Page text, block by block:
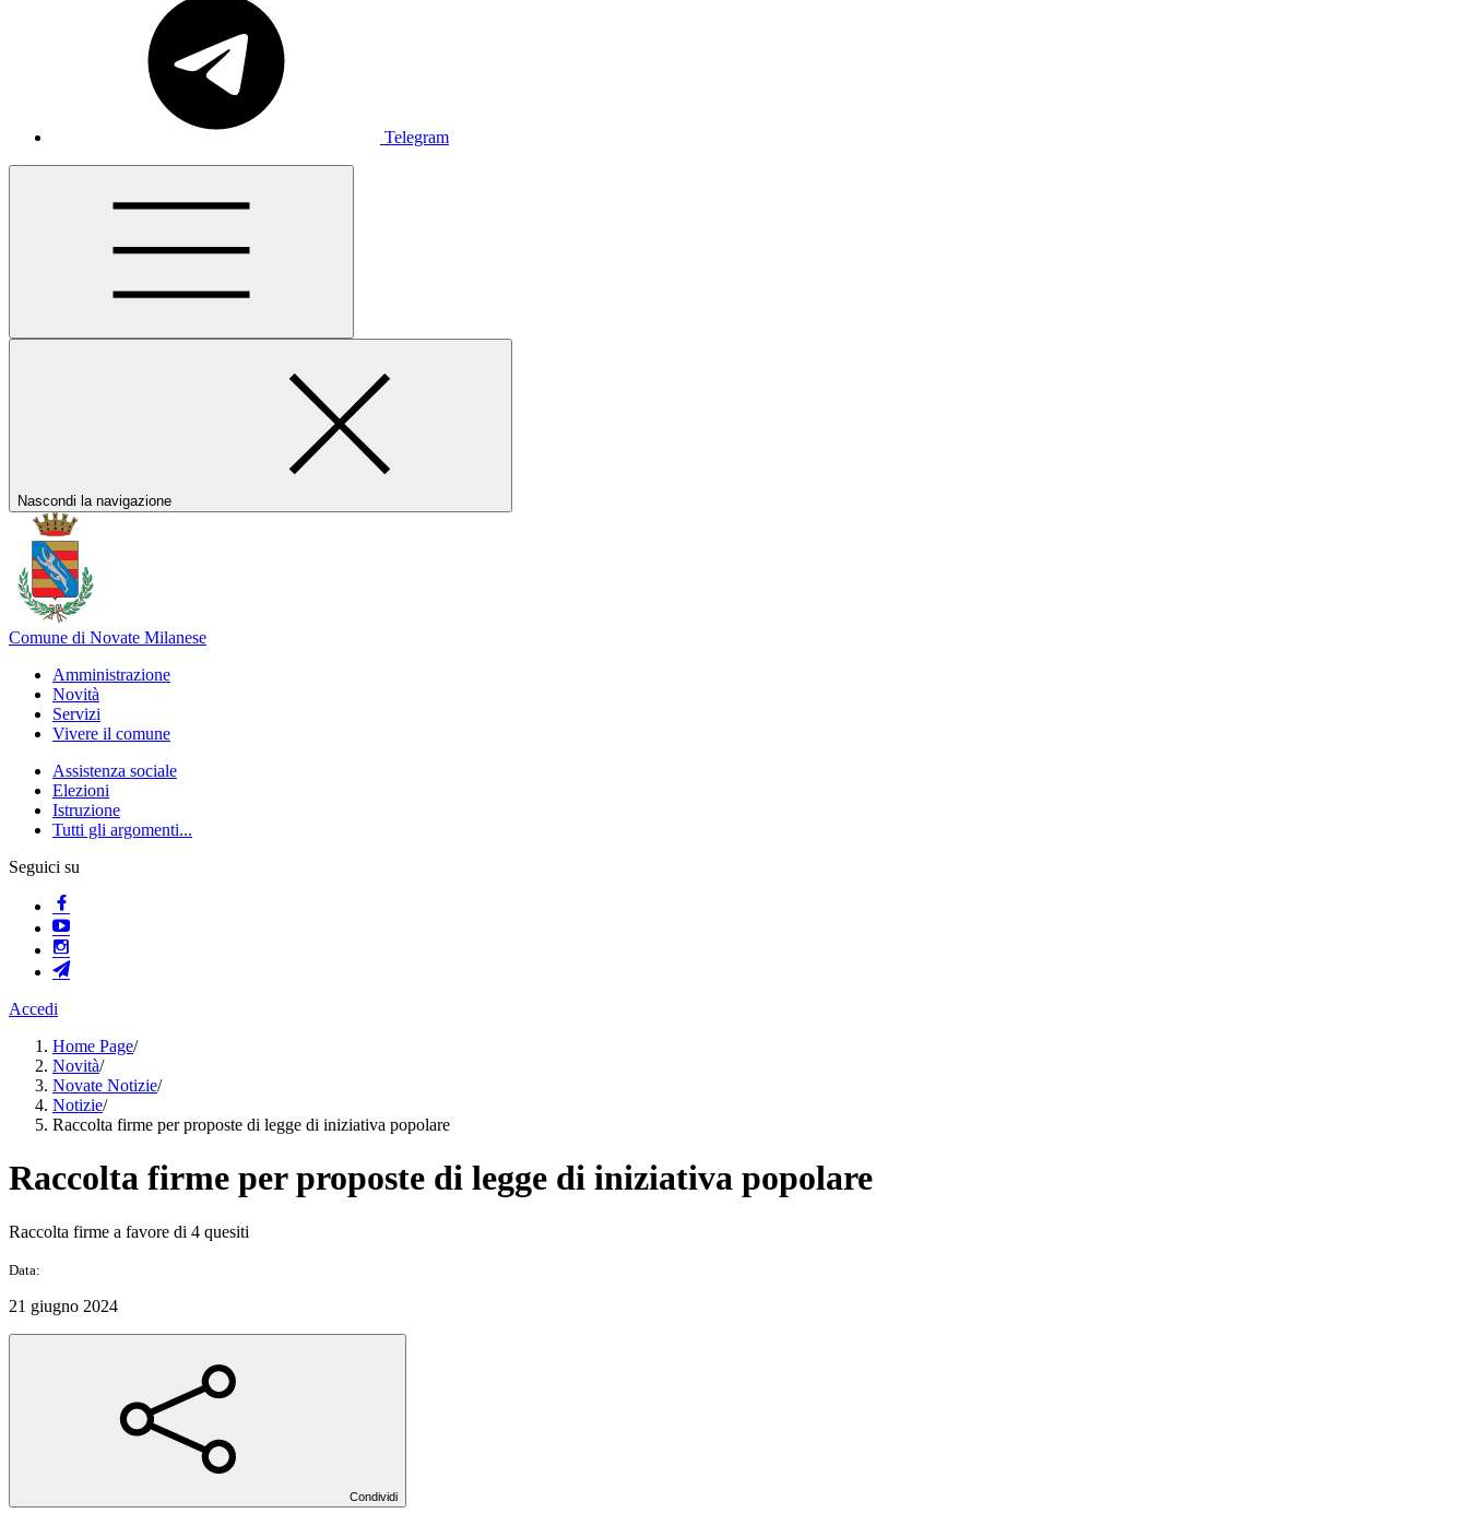
Telegram
Nascondi la navigazione
Comune di Novate Milanese
Amministrazione
Novità
Servizi
Vivere il comune
Assistenza sociale
Elezioni
Istruzione
Tutti gli argomenti...
Seguici su
Accedi
Home Page/
Novità/
Novate Notizie/
Notizie/
Raccolta firme per proposte di legge di iniziativa popolare
Raccolta firme per proposte di legge di iniziativa popolare
Raccolta firme a favore di 4 quesiti
Data:
21 giugno 2024
Condividi